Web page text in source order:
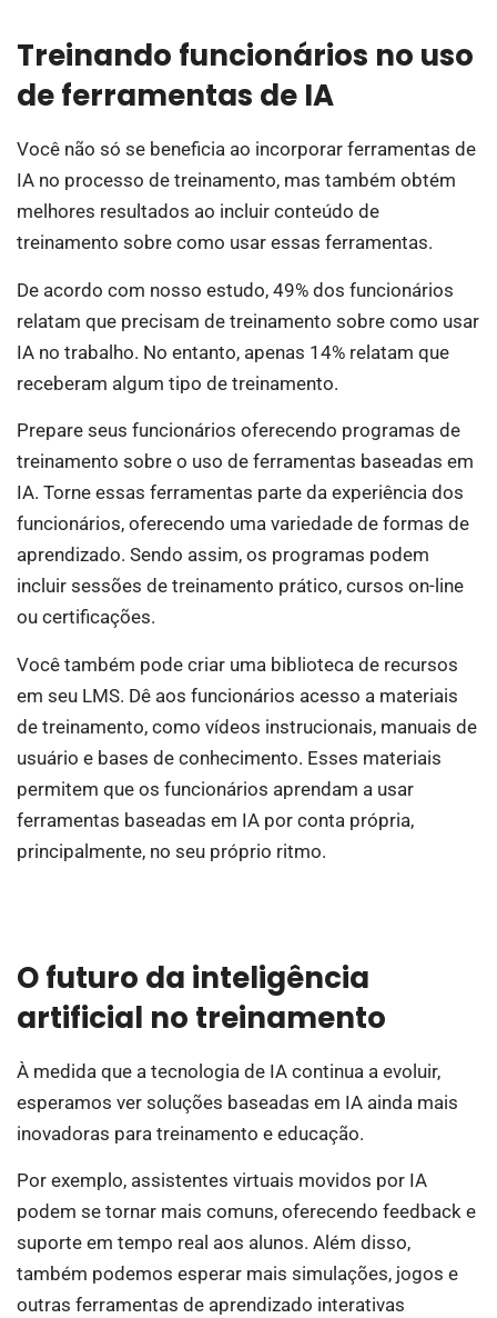
Treinando funcionários no uso
de ferramentas de IA
Você não só se beneficia ao incorporar ferramentas de
IA no processo de treinamento, mas também obtém
melhores resultados ao incluir conteúdo de
treinamento sobre como usar essas ferramentas.
De acordo com nosso estudo, 49% dos funcionários
relatam que precisam de treinamento sobre como usar
IA no trabalho. No entanto, apenas 14% relatam que
receberam algum tipo de treinamento.
Prepare seus funcionários oferecendo programas de
treinamento sobre o uso de ferramentas baseadas em
IA. Torne essas ferramentas parte da experiência dos
funcionários, oferecendo uma variedade de formas de
aprendizado. Sendo assim, os programas podem
incluir sessões de treinamento prático, cursos on-line
ou certificações.
Você também pode criar uma biblioteca de recursos
em seu LMS. Dê aos funcionários acesso a materiais
de treinamento, como vídeos instrucionais, manuais de
usuário e bases de conhecimento. Esses materiais
permitem que os funcionários aprendam a usar
ferramentas baseadas em IA por conta própria,
principalmente, no seu próprio ritmo.
O futuro da inteligência
artificial no treinamento
À medida que a tecnologia de IA continua a evoluir,
esperamos ver soluções baseadas em IA ainda mais
inovadoras para treinamento e educação.
Por exemplo, assistentes virtuais movidos por IA
podem se tornar mais comuns, oferecendo feedback e
suporte em tempo real aos alunos. Além disso,
também podemos esperar mais simulações, jogos e
outras ferramentas de aprendizado interativas